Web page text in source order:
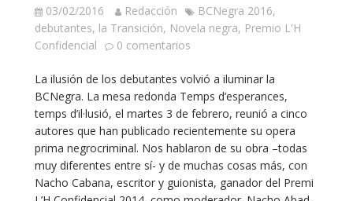
03/02/2016 Redacción BCNegra 2016,
debutantes, la Transición, Novela negra, Premio L'H
Confidencial
0 comentarios
La ilusión de los debutantes volvió a iluminar la
BCNegra. La mesa redonda Temps d’esperances,
temps d’il·lusió, el martes 3 de febrero, reunió a cinco
autores que han publicado recientemente su opera
prima negrocriminal. Nos hablaron de su obra –todas
muy diferentes entre sí- y de muchas cosas más, con
Nacho Cabana, escritor y guionista, ganador del Premi